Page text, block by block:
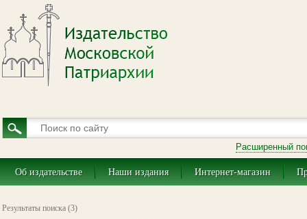
Расширенный
Об издательстве Наши издания Интернет-магазин
Результаты поиска (3)